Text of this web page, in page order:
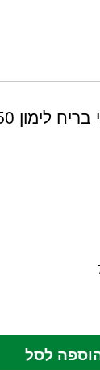
יח' עודפי יצוא
לסל